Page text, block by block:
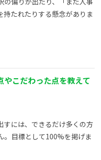
たれたりする懸念がありま
やこだわった点を教えて
すには、できるだけ多くの方
。目標として100%を掲げま